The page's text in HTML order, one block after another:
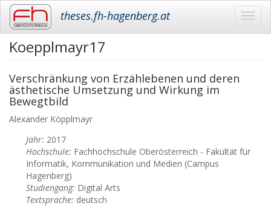
Skip
content
theses.fh-hagenberg.at
Koepplmayr17
Verschränkung von Erzählebenen und deren
ästhetische Umsetzung und Wirkung im
Bewegtbild
Alexander Köpplmayr
Jahr: 2017
Hochschule: Fachhochschule Oberösterreich - Fakultät für
Informatik, Kommunikation und Medien (Campus
Hagenberg)
Studiengang: Digital Arts
Textsprache: deutsch